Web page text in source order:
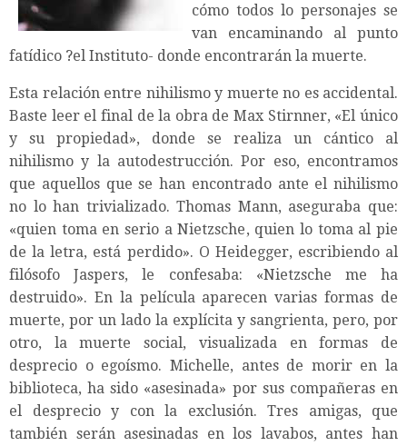
cómo todos lo personajes se
van encaminando al punto
fatídico ?el Instituto- donde encontrarán la muerte.
Esta relación entre nihilismo y muerte no es accidental.
Baste leer el final de la obra de Max Stirnner, «El único
y su propiedad», donde se realiza un cántico al
nihilismo y la autodestrucción. Por eso, encontramos
que aquellos que se han encontrado ante el nihilismo
no lo han trivializado. Thomas Mann, aseguraba que:
«quien toma en serio a Nietzsche, quien lo toma al pie
de la letra, está perdido». O Heidegger, escribiendo al
filósofo Jaspers, le confesaba: «Nietzsche me ha
destruido». En la película aparecen varias formas de
muerte, por un lado la explícita y sangrienta, pero, por
otro, la muerte social, visualizada en formas de
desprecio o egoísmo. Michelle, antes de morir en la
biblioteca, ha sido «asesinada» por sus compañeras en
el desprecio y con la exclusión. Tres amigas, que
también serán asesinadas en los lavabos, antes han